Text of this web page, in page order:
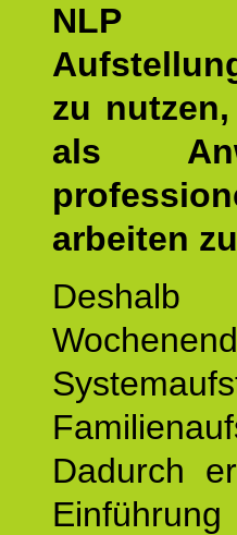
NLP
zu
als
arbeiten
Dadurch